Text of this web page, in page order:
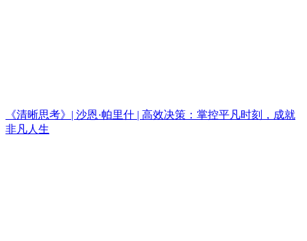
《清晰思考》| 沙恩·帕里什 | 高效决策：掌控平凡时刻，成就
非凡人生